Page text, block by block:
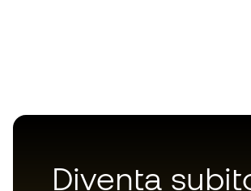
Diventa